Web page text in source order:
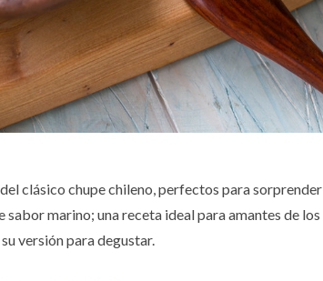
clásico chupe chileno, perfectos para sorprender
marino; una receta ideal para amantes de los
versión para degustar.